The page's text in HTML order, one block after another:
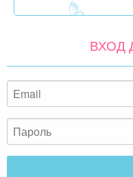
ВХОД